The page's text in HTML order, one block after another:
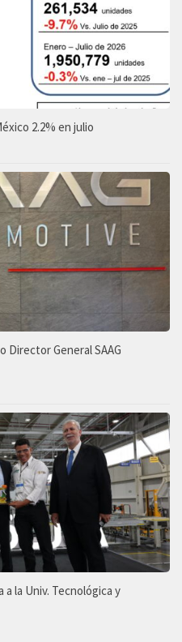
2.2% en julio
Director General SAAG
a la Univ. Tecnológica y